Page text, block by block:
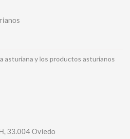
asturiana y los productos asturianos
33.004 Oviedo